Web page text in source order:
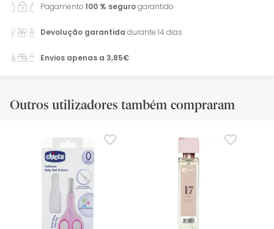
Pagamento100 % segurogarantido
Devolução garantida durante 14 dias
Envios apenas a 3,85€
Outros utilizadores também compraram